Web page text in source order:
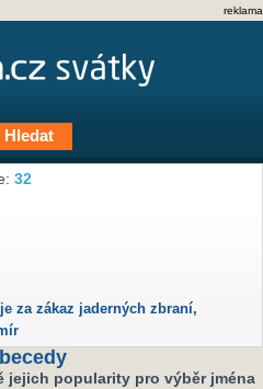
reklama
32
za zákaz jaderných zbraní,
jejich popularity pro výběr jména